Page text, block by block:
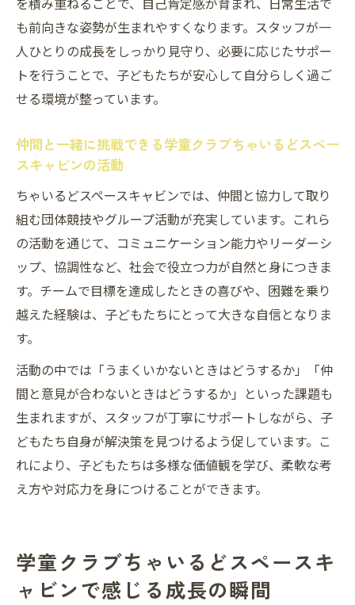
学童クラブちゃいるどスペースキャビンが
育むチームワーク力
楽しく参加できる学童クラブちゃいるどス
ペースキャビンの活動
スペースキャビンの時間
も前向きな姿勢が生まれやすくなります。スタッフが一
人ひとりの成長をしっかり見守り、必要に応じたサポー
トを行うことで、子どもたちが安心して自分らしく過ご
せる環境が整っています。
仲間と一緒に挑戦できる学童クラブちゃいるどスペー
スキャビンの活動
ちゃいるどスペースキャビンでは、仲間と協力して取り
組む団体競技やグループ活動が充実しています。これら
の活動を通じて、コミュニケーション能力やリーダーシ
ップ、協調性など、社会で役立つ力が自然と身につきま
す。チームで目標を達成したときの喜びや、困難を乗り
越えた経験は、子どもたちにとって大きな自信となりま
す。
活動の中では「うまくいかないときはどうするか」「仲
間と意見が合わないときはどうするか」といった課題も
生まれますが、スタッフが丁寧にサポートしながら、子
どもたち自身が解決策を見つけるよう促しています。こ
れにより、子どもたちは多様な価値観を学び、柔軟な考
え方や対応力を身につけることができます。
学童クラブちゃいるどスペースキ
ャビンで感じる成長の瞬間